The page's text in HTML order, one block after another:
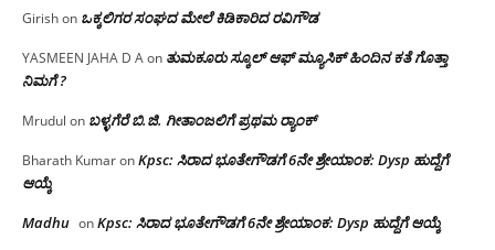
Girishon ಒಕ್ಕಲಿಗರ ಸಂಘದ ಮೇಲೆ ಕಿಡಿಕಾರಿದ ರವಿಗೌಡ
YASMEEN JAHA D Aon ತುಮಕೂರು ಸ್ಕೂಲ್ ಆಫ್ ಮ್ಯೂಸಿಕ್ ಹಿಂದಿನ ಕತೆ ಗೊತ್ತಾ
ನಿಮಗೆ ?
Mrudul on ಬಳ್ಳಗೆರೆ ಬಿ.ಜಿ. ಗೀತಾಂಜಲಿಗೆ ಪ್ರಥಮ ರ‌್ಯಾಂಕ್
Bharath KumaronKpsc: ಸಿರಾದ ಭೂತೇಗೌಡಗೆ 6ನೇ ಶ್ರೇಯಾಂಕ: Dysp ಹುದ್ದೆಗೆ
ಆಯ್ಕೆ
Madhu onKpsc: ಸಿರಾದ ಭೂತೇಗೌಡಗೆ 6ನೇ ಶ್ರೇಯಾಂಕ: Dysp ಹುದ್ದೆಗೆ ಆಯ್ಕೆ